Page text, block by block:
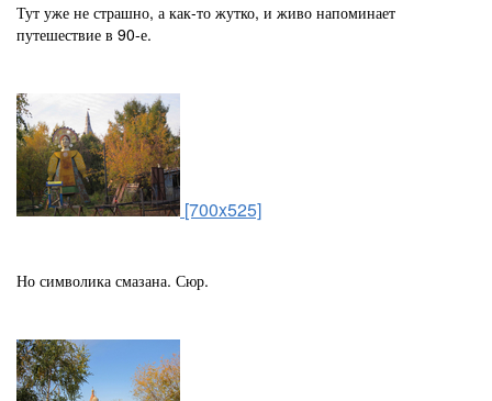
Тут уже не страшно, а как-то жутко, и живо напоминает
путешествие в 90-е.
[700x525]
Но символика смазана. Сюр.